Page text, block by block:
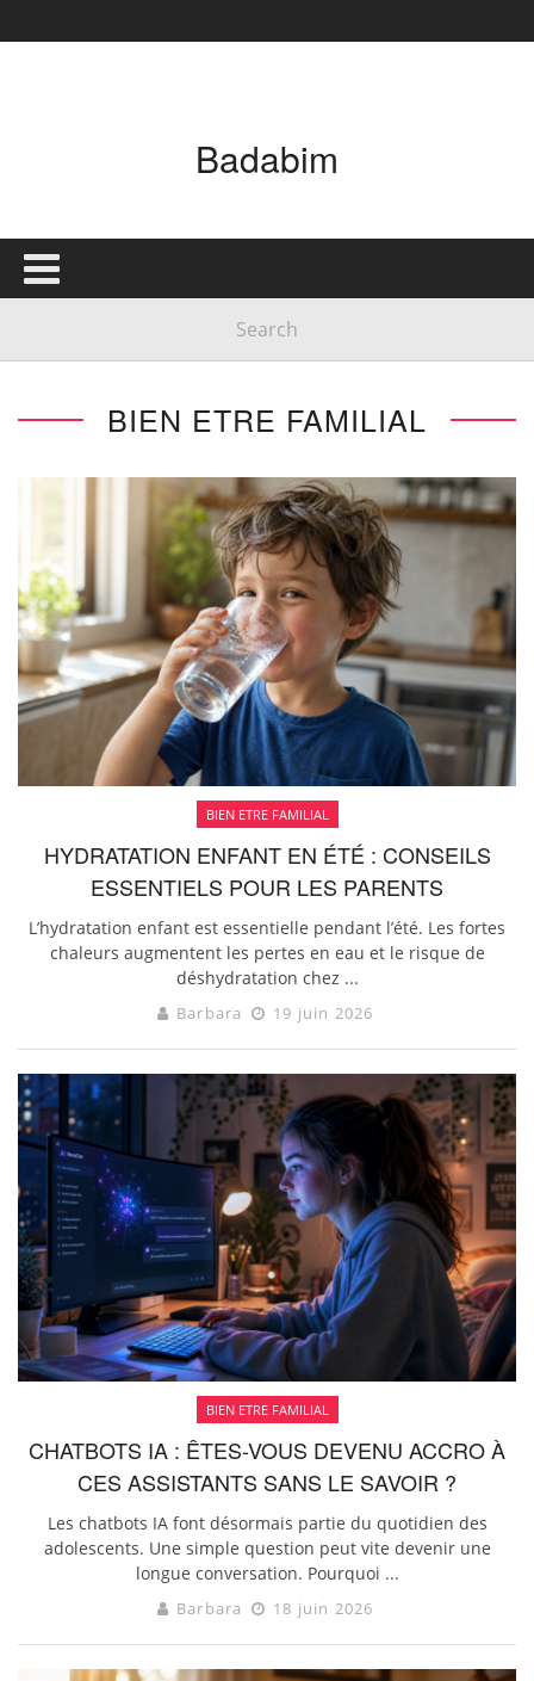
Badabim
BIEN ETRE FAMILIAL
BIEN ETRE FAMILIAL
HYDRATATION ENFANT EN ÉTÉ : CONSEILS
ESSENTIELS POUR LES PARENTS
L’hydratation enfant est essentielle pendant l’été. Les fortes
chaleurs augmentent les pertes en eau et le risque de
déshydratation chez ...
Barbara 19 juin 2026
BIEN ETRE FAMILIAL
CHATBOTS IA : ÊTES-VOUS DEVENU ACCRO À
CES ASSISTANTS SANS LE SAVOIR ?
Les chatbots IA font désormais partie du quotidien des
adolescents. Une simple question peut vite devenir une
longue conversation. Pourquoi ...
Barbara 18 juin 2026